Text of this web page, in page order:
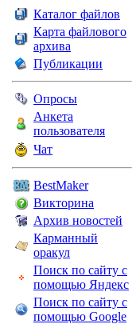
Каталог файлов
Карта файлового
архива
Публикации
Опросы
Анкета
пользователя
Чат
BestMaker
Викторина
Архив новостей
Карманный
оракул
Поиск по сайту с
помощью Яндекс
Поиск по сайту с
помощью Google